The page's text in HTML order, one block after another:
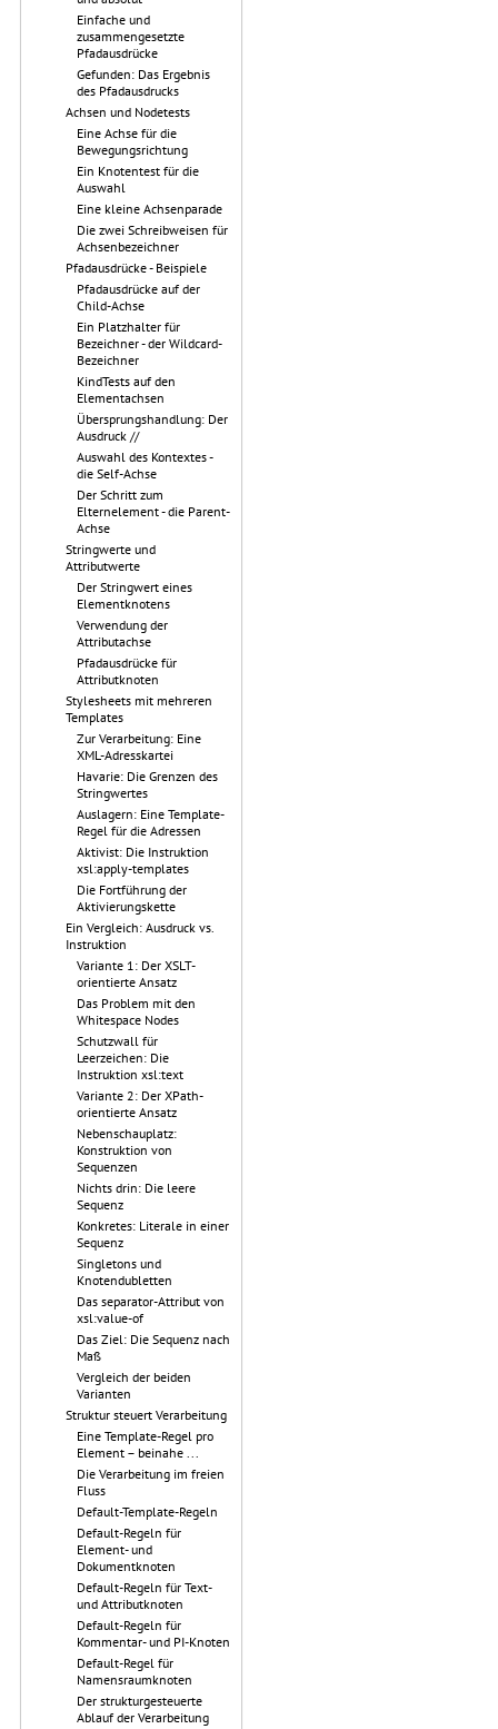
Einfache und
zusammengesetzte
Pfadausdrücke
Gefunden: Das Ergebnis
des Pfadausdrucks
Achsen und Nodetests
Eine Achse für die
Bewegungsrichtung
Ein Knotentest für die
Auswahl
Eine kleine Achsenparade
Die zwei Schreibweisen für
Achsenbezeichner
Pfadausdrücke - Beispiele
Pfadausdrücke auf der
Child-Achse
Ein Platzhalter für
Bezeichner - der Wildcard-
Bezeichner
KindTests auf den
Elementachsen
Übersprungshandlung: Der
Ausdruck //
Auswahl des Kontextes -
die Self-Achse
Der Schritt zum
Elternelement - die Parent-
Achse
Stringwerte und
Attributwerte
Der Stringwert eines
Elementknotens
Verwendung der
Attributachse
Pfadausdrücke für
Attributknoten
Stylesheets mit mehreren
Templates
Zur Verarbeitung: Eine
XML-Adresskartei
Havarie: Die Grenzen des
Stringwertes
Auslagern: Eine Template-
Regel für die Adressen
Aktivist: Die Instruktion
xsl:apply-templates
Die Fortführung der
Aktivierungskette
Ein Vergleich: Ausdruck vs.
Instruktion
Variante 1: Der XSLT-
orientierte Ansatz
Das Problem mit den
Whitespace Nodes
Schutzwall für
Leerzeichen: Die
Instruktion xsl:text
Variante 2: Der XPath-
orientierte Ansatz
Nebenschauplatz:
Konstruktion von
Sequenzen
Nichts drin: Die leere
Sequenz
Konkretes: Literale in einer
Sequenz
Singletons und
Knotendubletten
Das separator-Attribut von
xsl:value-of
Das Ziel: Die Sequenz nach
Maß
Vergleich der beiden
Varianten
Struktur steuert Verarbeitung
Eine Template-Regel pro
Element – beinahe ...
Die Verarbeitung im freien
Fluss
Default-Template-Regeln
Default-Regeln für
Element- und
Dokumentknoten
Default-Regeln für Text-
und Attributknoten
Default-Regeln für
Kommentar- und PI-Knoten
Default-Regel für
Namensraumknoten
Der strukturgesteuerte
Ablauf der Verarbeitung